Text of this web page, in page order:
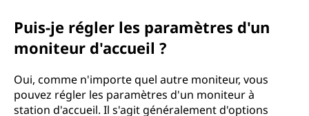
Puis-je régler les paramètres d'un
moniteur d'accueil ?
Oui, comme n'importe quel autre moniteur, vous
pouvez régler les paramètres d'un moniteur à
station d'accueil. Il s'agit généralement d'options